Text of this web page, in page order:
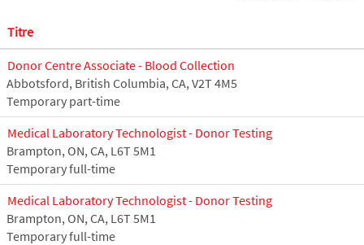
Titre
Donor Centre Associate - Blood Collection
Abbotsford, British Columbia, CA, V2T 4M5
Temporary part-time
Medical Laboratory Technologist - Donor Testing
Brampton, ON, CA, L6T 5M1
Temporary full-time
Medical Laboratory Technologist - Donor Testing
Brampton, ON, CA, L6T 5M1
Temporary full-time